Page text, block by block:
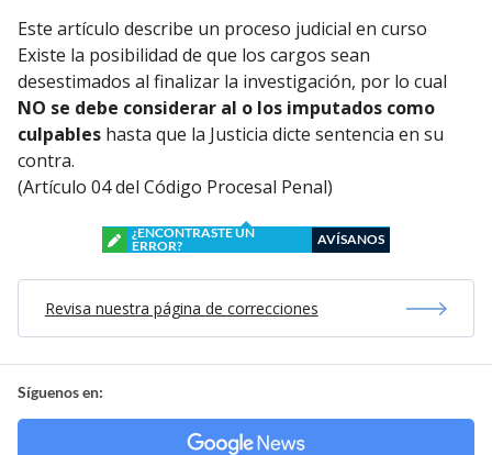
Este artículo describe un proceso judicial en curso
Existe la posibilidad de que los cargos sean
desestimados al finalizar la investigación, por lo cual
NO se debe considerar al o los imputados como
culpables hasta que la Justicia dicte sentencia en su
contra.
(Artículo 04 del Código Procesal Penal)
¿ENCONTRASTE UN
ERROR?
AVÍSANOS
Revisa nuestra página de correcciones
Síguenos en: